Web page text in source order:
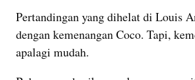
Pertandingan yang dihelat di Louis
dengan kemenangan Coco. Tapi,
apalagi mudah.